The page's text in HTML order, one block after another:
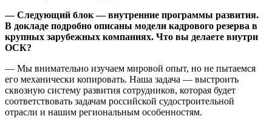
— Следующий блок — внутренние программы развития.
В докладе подробно описаны модели кадрового резерва в
крупных зарубежных компаниях. Что вы делаете внутри
ОСК?
— Мы внимательно изучаем мировой опыт, но не пытаемся
его механически копировать. Наша задача — выстроить
сквозную систему развития сотрудников, которая будет
соответствовать задачам российской судостроительной
отрасли и нашим региональным особенностям.